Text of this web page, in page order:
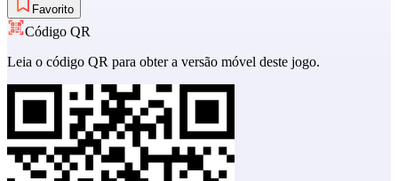
Favorito
Código QR
Leia o código QR para obter a versão móvel deste jogo.